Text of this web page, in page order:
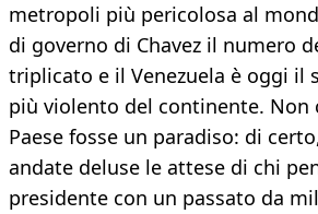
metropoli più pericolosa al
di governo di Chavez il numero
triplicato e il Venezuela è oggi il
più violento del continente. Non
Paese fosse un paradiso: di
andate deluse le attese di chi
presidente con un passato da